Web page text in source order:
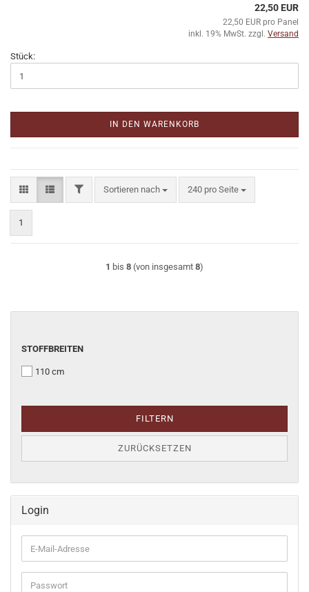
22,50 EUR
22,50 EUR pro Panel
inkl. 19% MwSt. zzgl. Versand
Stück:
IN DEN WARENKORB
FILTERSortieren nach
Sortieren nach 240 pro Seite
pro Seite
1
1 bis 8 (von insgesamt 8)
STOFFBREITEN
STOFFBREITEN
110 cm
FILTERN
ZURÜCKSETZEN
Login
E-
Mail-
Adresse
Passwort